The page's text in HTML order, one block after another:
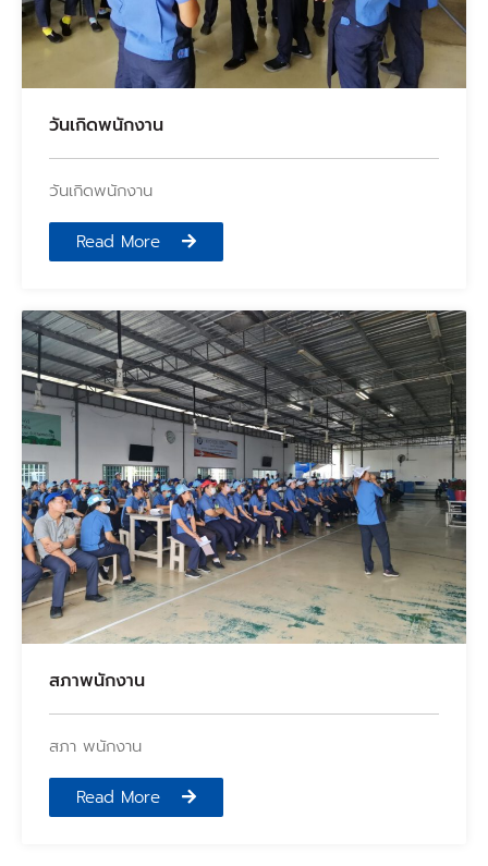
วันเกิดพนักงาน
วันเกิดพนักงาน
Read More
สภาพนักงาน
สภา พนักงาน
Read More